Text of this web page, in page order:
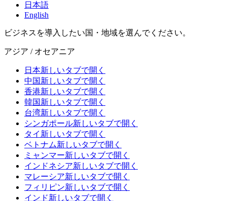
日本語
English
ビジネスを導入したい国・地域を選んでください。
アジア / オセアニア
日本新しいタブで開く
中国新しいタブで開く
香港新しいタブで開く
韓国新しいタブで開く
台湾新しいタブで開く
シンガポール新しいタブで開く
タイ 新しいタブで開く
ベトナム新しいタブで開く
ミャンマー新しいタブで開く
インドネシア新しいタブで開く
マレーシア新しいタブで開く
フィリピン新しいタブで開く
インド新しいタブで開く